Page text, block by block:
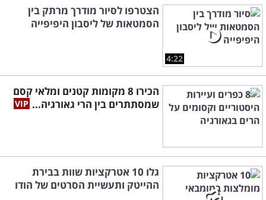
4:22
הצטרפו לסיור מודרך מרתק בין
הסמטאות של ליסבון היפיפייה
הכירו 8 מקומות קטנים ומלאי קסם
שמסתתרים בין הרי גאורגיה...
גלו 10 אטרקציות שוות בבירת
ההייטק ותעשיית הסרטים של הודו